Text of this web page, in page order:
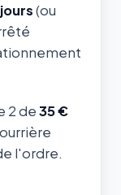
(ou
2 de35 €
l'ordre.